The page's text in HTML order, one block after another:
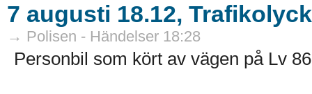
7 augusti 18.12,
→ Polisen - Händelser 18:28
Personbil som kört av vägen på Lv